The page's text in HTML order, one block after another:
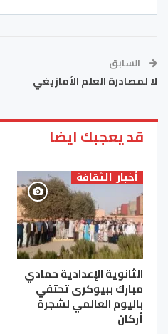
السابق
لا لمصادرة العلم الأمازيغي
قد يعجبك ايضا
أخبار الثقافة
الثانوية الإعدادية حمادي
مبارك ببيوكرى تحتفي
باليوم العالمي لشجرة
أركان